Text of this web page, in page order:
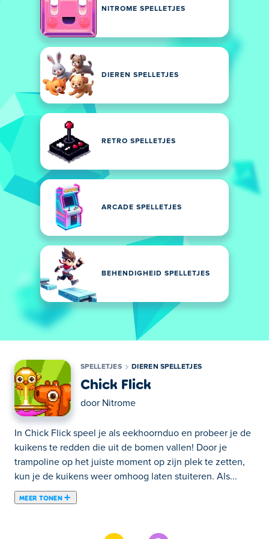
NITROME SPELLETJES
DIEREN SPELLETJES
RETRO SPELLETJES
ARCADE SPELLETJES
BEHENDIGHEID SPELLETJES
SPELLETJES DIEREN SPELLETJES
Chick Flick
door Nitrome
In Chick Flick speel je als eekhoornduo en probeer je de
kuikens te redden die uit de bomen vallen! Door je
trampoline op het juiste moment op zijn plek te zetten,
kun je de kuikens weer omhoog laten stuiteren. Als...
MEER TONEN